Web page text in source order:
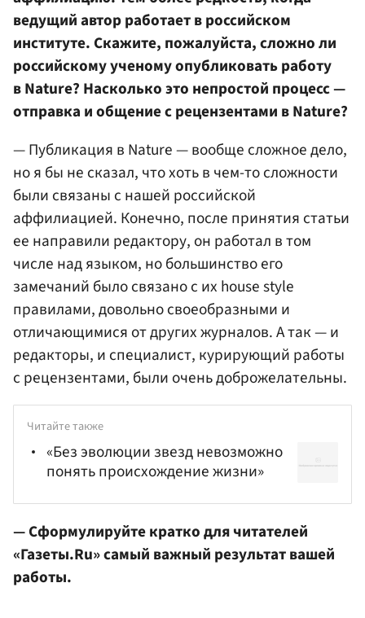
ведущий автор работает в российском
институте. Скажите, пожалуйста, сложно ли
российскому ученому опубликовать работу
в Nature? Насколько это непростой процесс —
отправка и общение с рецензентами в Nature?
— Публикация в Nature — вообще сложное дело,
но я бы не сказал, что хоть в чем-то сложности
были связаны с нашей российской
аффилиацией. Конечно, после принятия статьи
ее направили редактору, он работал в том
числе над языком, но большинство его
замечаний было связано с их house style
правилами, довольно своеобразными и
отличающимися от других журналов. А так — и
редакторы, и специалист, курирующий работы
с рецензентами, были очень доброжелательны.
Читайте также
«Без эволюции звезд невозможно
понять происхождение жизни»
— Сформулируйте кратко для читателей
«Газеты.Ru» самый важный результат вашей
работы.